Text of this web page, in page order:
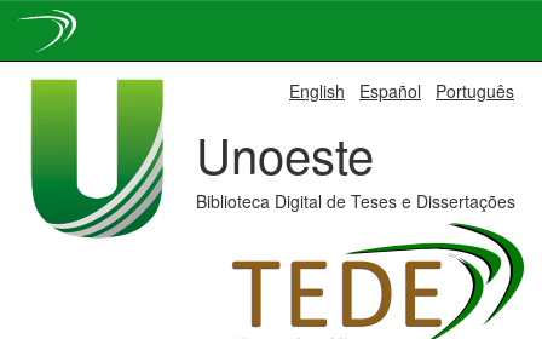
English Español Português
Unoeste
Biblioteca Digital de Teses e Dissertações